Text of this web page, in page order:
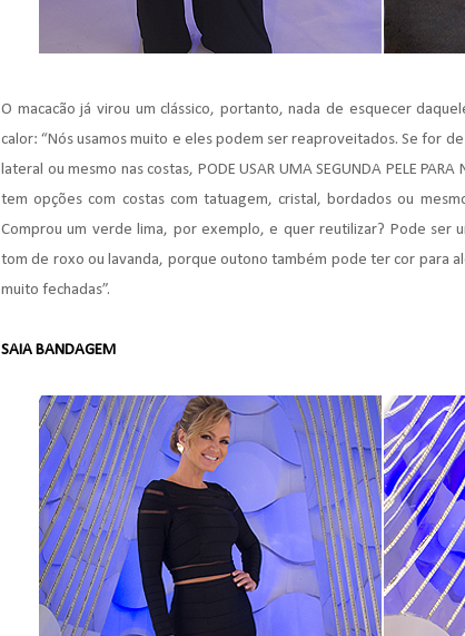
O macacão já virou um clássico, portanto, nada de esquecer
calor: “Nós usamos muito e eles podem ser reaproveitados. Se for
lateral ou mesmo nas costas, PODE USAR UMA SEGUNDA PELE
tem opções com costas com tatuagem, cristal, bordados ou
Comprou um verde lima, por exemplo, e quer reutilizar? Pode ser
tom de roxo ou lavanda, porque outono também pode ter cor para
muito fechadas”.
SAIA BANDAGEM